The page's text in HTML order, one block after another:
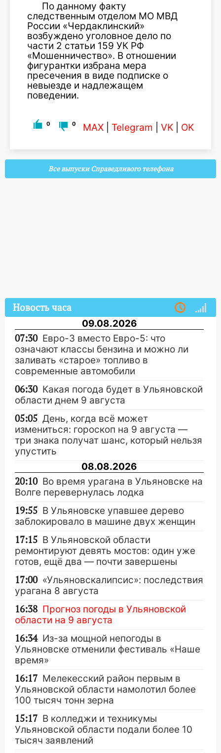
По данному факту
следственным отделом МО МВД
России «Чердаклинский»
возбуждено уголовное дело по
части 2 статьи 159 УК РФ
«Мошенничество». В отношении
фигурантки избрана мера
пресечения в виде подписке о
невыезде и надлежащем
поведении.
0 0 MAX Telegram VK OK
Все выпуски Справедливого телефона
Новость часа
09.08.2026
07:30 Евро-3 вместо Евро-5: что
означают классы бензина и можно ли
заливать «старое» топливо в
современные автомобили
06:30 Какая погода будет в Ульяновской
области днем 9 августа
05:05 День, когда всё может
измениться: гороскоп на 9 августа —
три знака получат шанс, который нельзя
упустить
08.08.2026
20:10 Во время урагана в Ульяновске на
Волге перевернулась лодка
19:55 В Ульяновске упавшее дерево
заблокировало в машине двух женщин
17:15 В Ульяновской области
ремонтируют девять мостов: один уже
готов, ещё два — почти завершены
17:00 «Ульяновскалипсис»: последствия
урагана 8 августа
16:38 Прогноз погоды в Ульяновской
области на 9 августа
16:34 Из-за мощной непогоды в
Ульяновске отменили фестиваль «Наше
время»
16:17 Мелекесский район первым в
Ульяновской области намолотил более
100 тысяч тонн зерна
15:17 В колледжи и техникумы
Ульяновской области подали более 10
тысяч заявлений